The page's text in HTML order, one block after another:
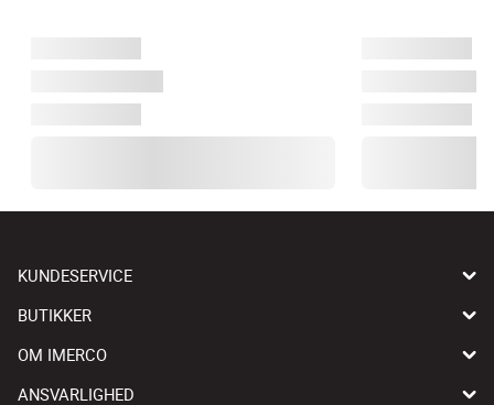
KUNDESERVICE
BUTIKKER
OM IMERCO
ANSVARLIGHED